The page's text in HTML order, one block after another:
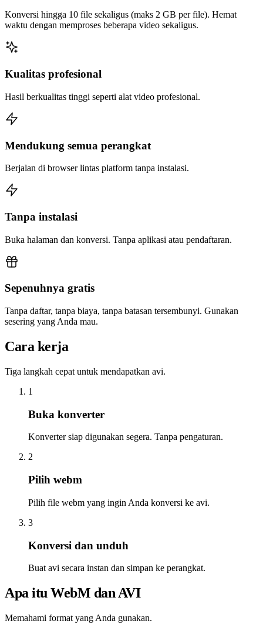
Konversi hingga 10 file sekaligus (maks 2 GB per file). Hemat
waktu dengan memproses beberapa video sekaligus.
Kualitas profesional
Hasil berkualitas tinggi seperti alat video profesional.
Mendukung semua perangkat
Berjalan di browser lintas platform tanpa instalasi.
Tanpa instalasi
Buka halaman dan konversi. Tanpa aplikasi atau pendaftaran.
Sepenuhnya gratis
Tanpa daftar, tanpa biaya, tanpa batasan tersembunyi. Gunakan
sesering yang Anda mau.
Cara kerja
Tiga langkah cepat untuk mendapatkan avi.
1
Buka konverter
Konverter siap digunakan segera. Tanpa pengaturan.
2
Pilih webm
Pilih file webm yang ingin Anda konversi ke avi.
3
Konversi dan unduh
Buat avi secara instan dan simpan ke perangkat.
Apa itu WebM dan AVI
Memahami format yang Anda gunakan.